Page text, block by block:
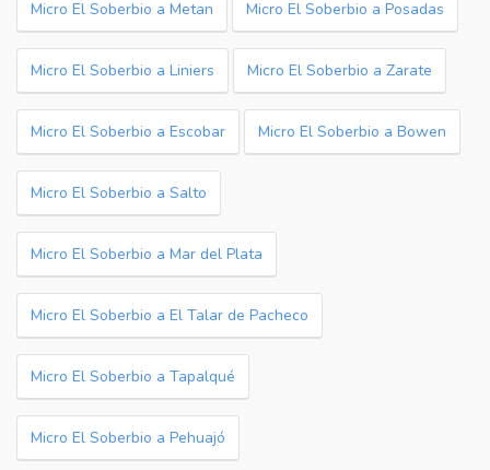
Micro El Soberbio a Metan Micro El Soberbio a Posadas
Micro El Soberbio a Liniers Micro El Soberbio a Zarate
Micro El Soberbio a Escobar Micro El Soberbio a Bowen
Micro El Soberbio a Salto
Micro El Soberbio a Mar del Plata
Micro El Soberbio a El Talar de Pacheco
Micro El Soberbio a Tapalqué
Micro El Soberbio a Pehuajó